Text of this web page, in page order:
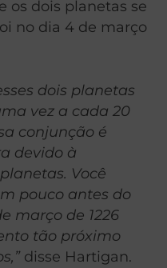
os dois planetas se
no dia 4 de março
dois planetas
vez a cada 20
conjunção é
devido à
Você
pouco antes do
março de 1226
tão próximo
disse Hartigan.